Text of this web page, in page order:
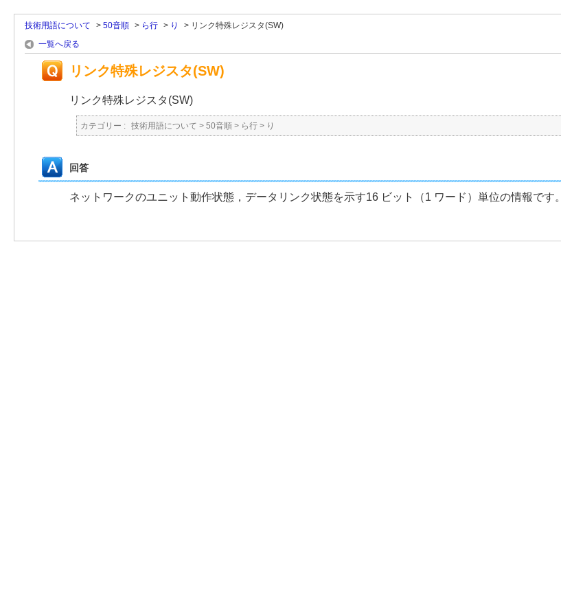
技術用語について > 50音順 > ら行 > り > リンク特殊レジスタ(SW)
一覧へ戻る
リンク特殊レジスタ(SW)
リンク特殊レジスタ(SW)
カテゴリー : 技術用語について > 50音順 > ら行 > り
回答
ネットワークのユニット動作状態，データリンク状態を示す16 ビット（1 ワード）単位の情報です。